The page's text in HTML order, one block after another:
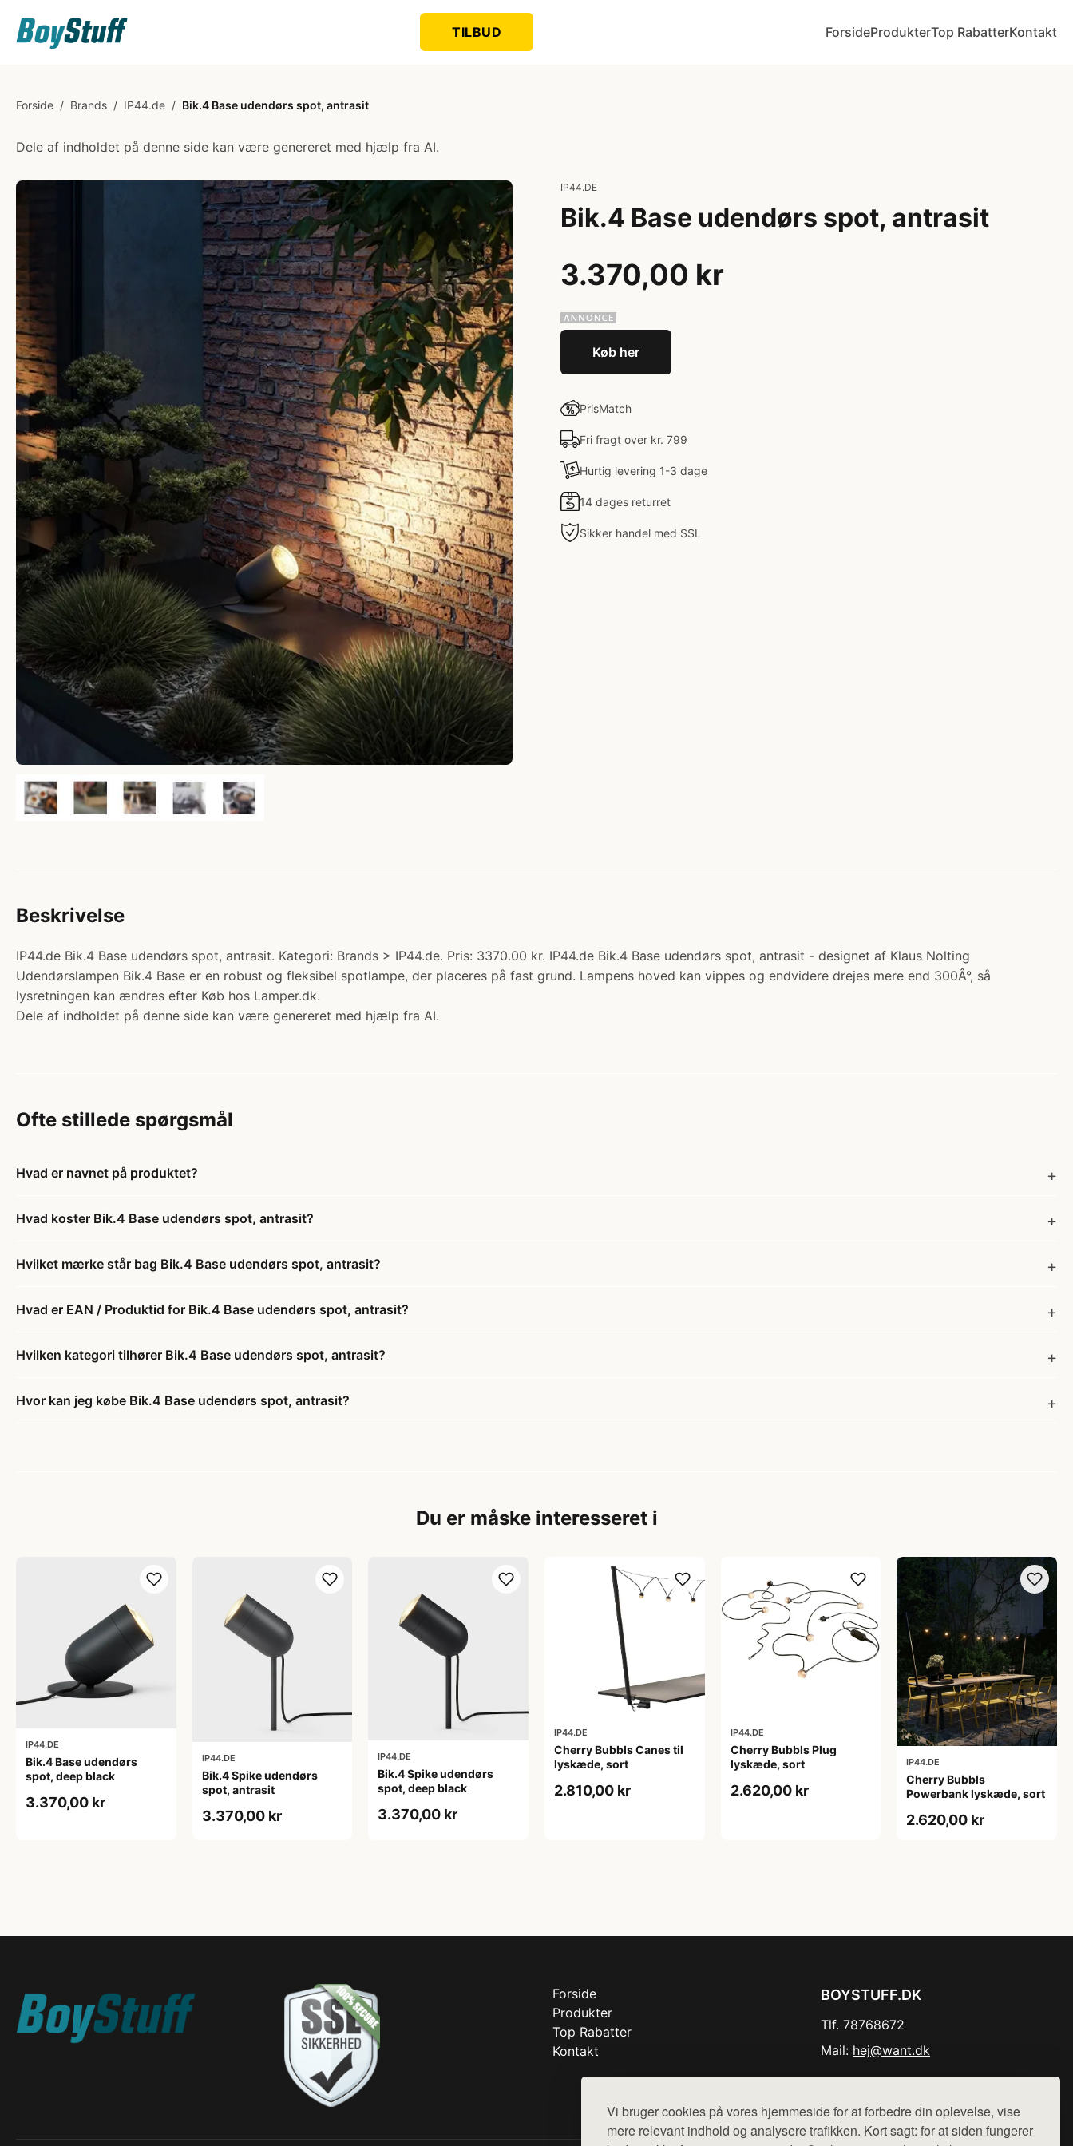
Vi bruger cookies på vores hjemmeside for at forbedre din oplevelse, vise
mere relevant indhold og analysere trafikken. Kort sagt: for at siden fungerer
TILBUD ForsideProdukterTop RabatterKontakt
Forside / Brands / IP44.de / Bik.4 Base udendørs spot, antrasit
Dele af indholdet på denne side kan være genereret med hjælp fra AI.
IP44.DE
Bik.4 Base udendørs spot, antrasit
3.370,00 kr
Køb her
PrisMatch
Fri fragt over kr. 799
Hurtig levering 1-3 dage
14 dages returret
Sikker handel med SSL
Beskrivelse
IP44.de Bik.4 Base udendørs spot, antrasit. Kategori: Brands > IP44.de. Pris: 3370.00 kr. IP44.de Bik.4 Base udendørs spot, antrasit - designet af Klaus Nolting
Udendørslampen Bik.4 Base er en robust og fleksibel spotlampe, der placeres på fast grund. Lampens hoved kan vippes og endvidere drejes mere end 300Â°, så
lysretningen kan ændres efter Køb hos Lamper.dk.
Dele af indholdet på denne side kan være genereret med hjælp fra AI.
Ofte stillede spørgsmål
Hvad er navnet på produktet?
Hvad koster Bik.4 Base udendørs spot, antrasit?
Hvilket mærke står bag Bik.4 Base udendørs spot, antrasit?
Hvad er EAN / Produktid for Bik.4 Base udendørs spot, antrasit?
Hvilken kategori tilhører Bik.4 Base udendørs spot, antrasit?
Hvor kan jeg købe Bik.4 Base udendørs spot, antrasit?
Du er måske interesseret i
IP44.DE
Bik.4 Base udendørs
spot, deep black
3.370,00 kr
IP44.DE
Bik.4 Spike udendørs
spot, antrasit
3.370,00 kr
IP44.DE
Bik.4 Spike udendørs
spot, deep black
3.370,00 kr
IP44.DE
Cherry Bubbls Canes til
lyskæde, sort
2.810,00 kr
IP44.DE
Cherry Bubbls Plug
lyskæde, sort
2.620,00 kr
IP44.DE
Cherry Bubbls
Powerbank lyskæde, sort
2.620,00 kr
Forside
Produkter
Top Rabatter
Kontakt
BOYSTUFF.DK
Tlf. 78768672
Mail: hej@want.dk